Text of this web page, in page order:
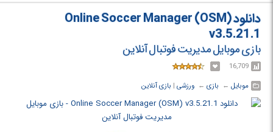
دانلود Online Soccer Manager (OSM)
v3.5.21.1
بازی موبایل مدیریت فوتبال آنلاین
16,709
موبایل ← ‏ بازی ← ‏ ورزشی ‏| بازی آنلاین